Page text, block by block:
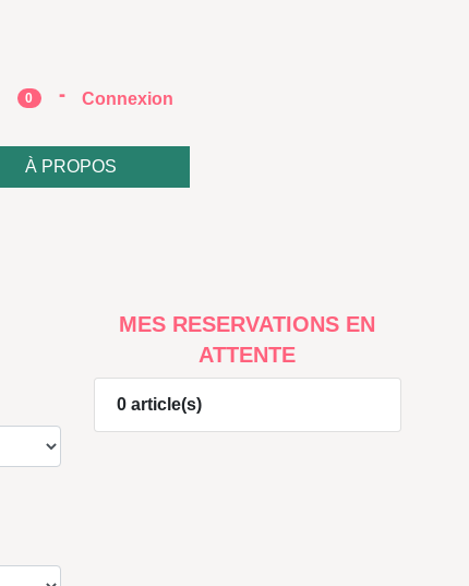
Connexion
-
0
À PROPOS
MES RESERVATIONS EN
ATTENTE
0 article(s)